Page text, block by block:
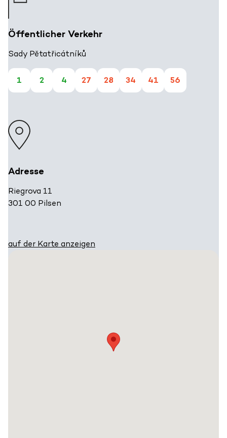
Öffentlicher Verkehr
Sady Pětatřicátníků
1 2 4 27 28 34 41 56
Adresse
Riegrova 11
301 00 Pilsen
auf der Karte anzeigen